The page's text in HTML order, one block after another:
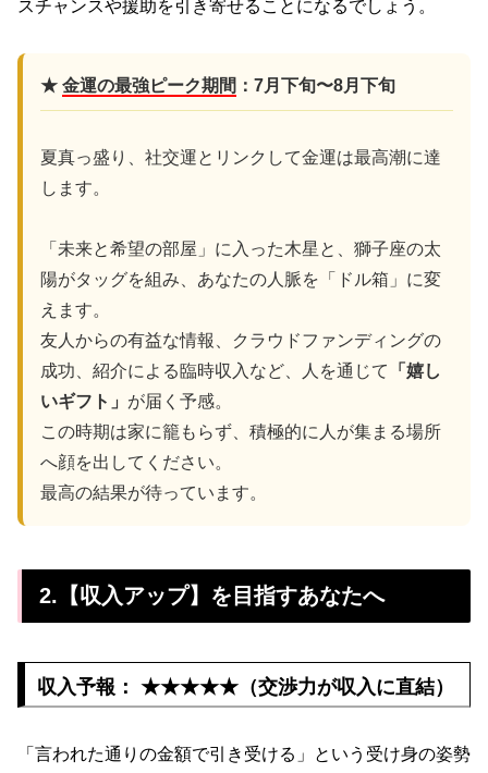
スチャンスや援助を引き寄せることになるでしょう。
★ 金運の最強ピーク期間 ：7月下旬〜8月下旬
夏真っ盛り、社交運とリンクして金運は最高潮に達
します。
「未来と希望の部屋」に入った木星と、獅子座の太
陽がタッグを組み、あなたの人脈を「ドル箱」に変
えます。
友人からの有益な情報、クラウドファンディングの
成功、紹介による臨時収入など、人を通じて
「嬉し
いギフト」 が届く予感。
この時期は家に籠もらず、積極的に人が集まる場所
へ顔を出してください。
最高の結果が待っています。
2.【収入アップ】を目指すあなたへ
収入予報： ★★★★★（交渉力が収入に直結）
「言われた通りの金額で引き受ける」という受け身の姿勢